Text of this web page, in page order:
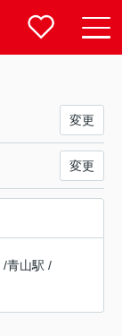
変更
変更
/青山駅 /